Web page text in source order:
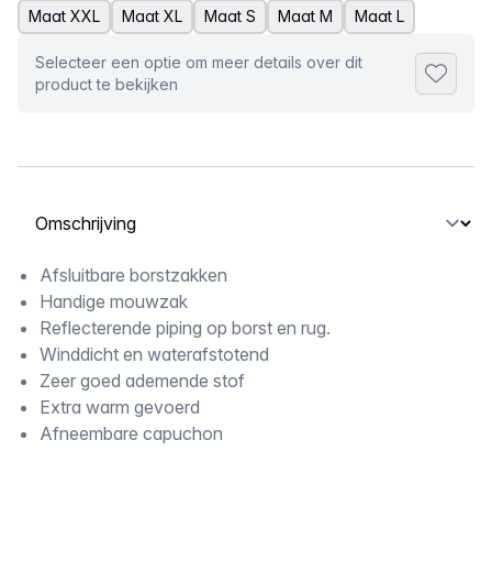
Maat XXL Maat XL Maat S Maat M Maat L
Selecteer een optie om meer details over dit
product te bekijken
Selecteer een tabblad
Omschrijving
Afsluitbare borstzakken
Handige mouwzak
Reflecterende piping op borst en rug.
Winddicht en waterafstotend
Zeer goed ademende stof
Extra warm gevoerd
Afneembare capuchon